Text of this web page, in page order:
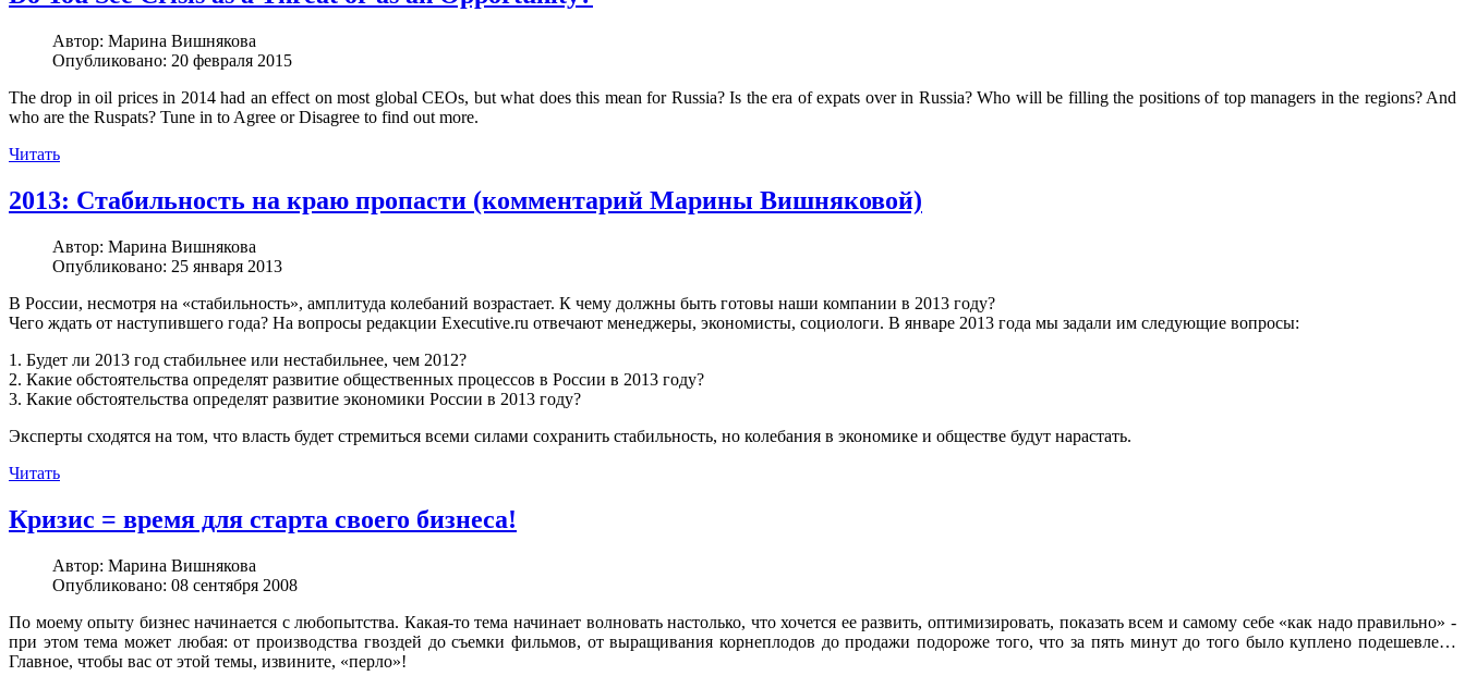
Автор: Марина Вишнякова
Опубликовано: 20 февраля 2015
The drop in oil prices in 2014 had an effect on most global CEOs, but what does this mean for Russia? Is the era of expats over in Russia? Who will be filling the positions of top managers in the regions? And
who are the Ruspats? Tune in to Agree or Disagree to find out more.
Читать
2013: Стабильность на краю пропасти (комментарий Марины Вишняковой)
Автор: Марина Вишнякова
Опубликовано: 25 января 2013
В России, несмотря на «стабильность», амплитуда колебаний возрастает. К чему должны быть готовы наши компании в 2013 году?
Чего ждать от наступившего года? На вопросы редакции Executive.ru отвечают менеджеры, экономисты, социологи. В январе 2013 года мы задали им следующие вопросы:
1. Будет ли 2013 год стабильнее или нестабильнее, чем 2012?
2. Какие обстоятельства определят развитие общественных процессов в России в 2013 году?
3. Какие обстоятельства определят развитие экономики России в 2013 году?
Эксперты сходятся на том, что власть будет стремиться всеми силами сохранить стабильность, но колебания в экономике и обществе будут нарастать.
Читать
Кризис = время для старта своего бизнеса!
Автор: Марина Вишнякова
Опубликовано: 08 сентября 2008
По моему опыту бизнес начинается с любопытства. Какая-то тема начинает волновать настолько, что хочется ее развить, оптимизировать, показать всем и самому себе «как надо правильно» -
при этом тема может любая: от производства гвоздей до съемки фильмов, от выращивания корнеплодов до продажи подороже того, что за пять минут до того было куплено подешевле…
Главное, чтобы вас от этой темы, извините, «перло»!